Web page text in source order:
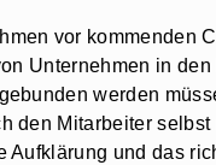
vor kommenden
Unternehmen in
werden
den Mitarbeiter
Aufklärung und das